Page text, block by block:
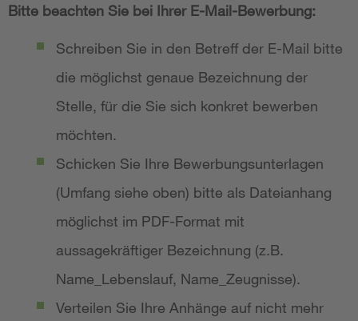
Bitte beachten Sie bei Ihrer E-Mail-Bewerbung:
Schreiben Sie in den Betreff der E-Mail bitte
die möglichst genaue Bezeichnung der
Stelle, für die Sie sich konkret bewerben
möchten.
Schicken Sie Ihre Bewerbungsunterlagen
(Umfang siehe oben) bitte als Dateianhang
möglichst im PDF-Format mit
aussagekräftiger Bezeichnung (z.B.
Name_Lebenslauf, Name_Zeugnisse).
Verteilen Sie Ihre Anhänge auf nicht mehr